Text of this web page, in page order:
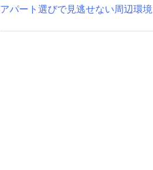
アパート選びで見逃せない周辺環境